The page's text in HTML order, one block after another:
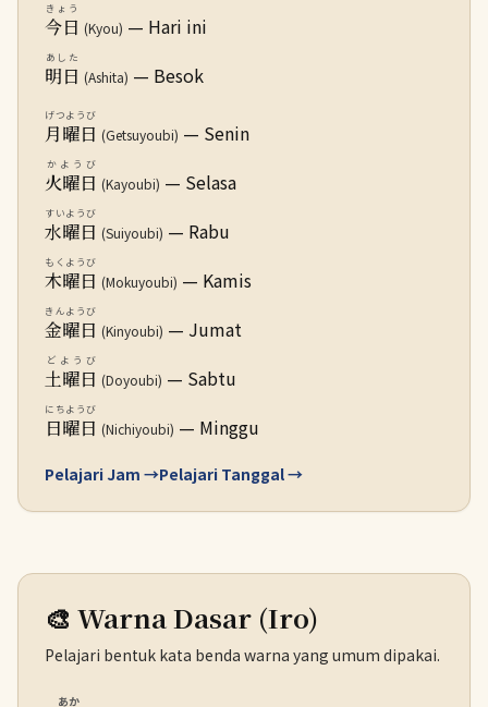
今日
きょう
(Kyou) — Hari ini
明日
あした
(Ashita) — Besok
月曜日
げつようび
(Getsuyoubi) — Senin
火曜日
かようび
(Kayoubi) — Selasa
水曜日
すいようび
(Suiyoubi) — Rabu
木曜日
もくようび
(Mokuyoubi) — Kamis
金曜日
きんようび
(Kinyoubi) — Jumat
土曜日
どようび
(Doyoubi) — Sabtu
日曜日
にちようび
(Nichiyoubi) — Minggu
Pelajari Jam →Pelajari Tanggal →
🎨 Warna Dasar (Iro)
Pelajari bentuk kata benda warna yang umum dipakai.
あか